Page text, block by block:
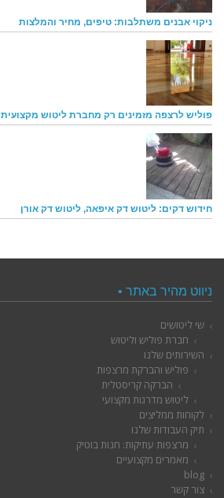
ניקוי אבנים משתלבות: טיפים, מחיר והמלצות
פוליש לרצפה מזמינים רק מחברת ליטוש מקצועית
חידוש דקים: ליטוש דק איפאה, ליטוש דק אורן
ניווט מהיר באתר •
שי ליטושים
חברת פוליש וליטוש
השירותים שלנו
פוליש והברקת מרצפות
הברקה קריסטלית
ליטוש מדרגות מקצועי
לקוחות ממליצים
תיק העבודות שלנו
מרצפות עתיקות: חנות בוטיק
מאמרים מקצועיים
blog
צור קשר